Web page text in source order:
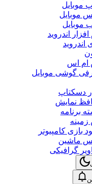
موبایل
موبایل
موبایل
افزار اندروید
اندروید
ام اس
گوشی موبایل
دسکتاپ
نمایش
برنامه
بازی کامپیوتر
ماشین
گرافیکی